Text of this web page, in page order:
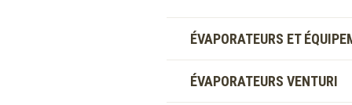
ÉVAPORATEURS ET
ÉVAPORATEURS VENTURI